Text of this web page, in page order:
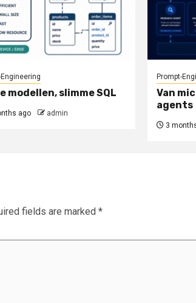
modellen, slimme SQL
ago admin
Prompt-
Van
agents
3
fields are marked *